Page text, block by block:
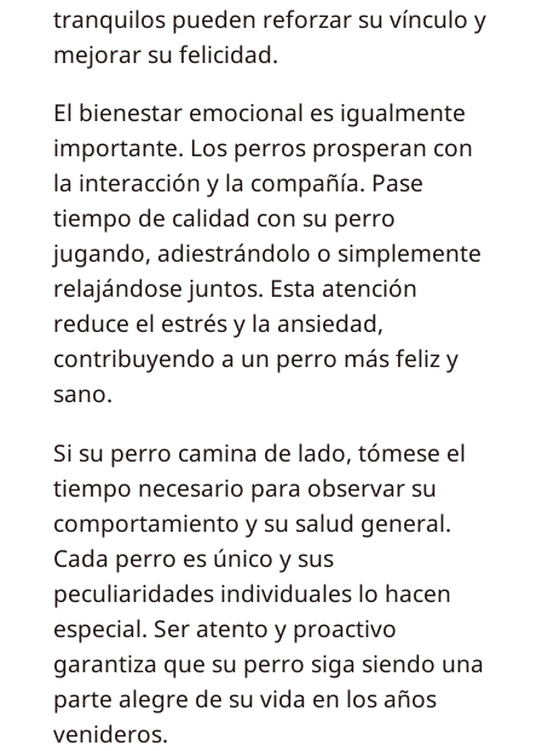
tranquilos pueden reforzar su vínculo y
mejorar su felicidad.
El bienestar emocional es igualmente
importante. Los perros prosperan con
la interacción y la compañía. Pase
tiempo de calidad con su perro
jugando, adiestrándolo o simplemente
relajándose juntos. Esta atención
reduce el estrés y la ansiedad,
contribuyendo a un perro más feliz y
sano.
Si su perro camina de lado, tómese el
tiempo necesario para observar su
comportamiento y su salud general.
Cada perro es único y sus
peculiaridades individuales lo hacen
especial. Ser atento y proactivo
garantiza que su perro siga siendo una
parte alegre de su vida en los años
venideros.